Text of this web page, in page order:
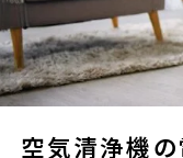
空気清浄機の